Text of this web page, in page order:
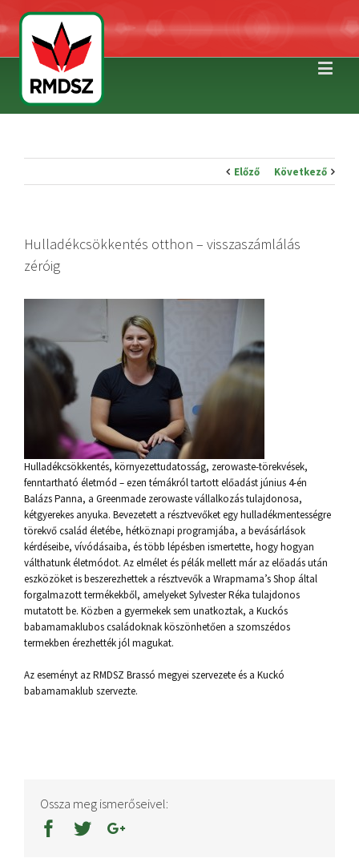
Előző Következő
Hulladékcsökkentés otthon – visszaszámlálás
zéróig
Hulladékcsökkentés, környezettudatosság, zerowaste-törekvések,
fenntartható életmód – ezen témákról tartott előadást június 4-én
Balázs Panna, a Greenmade zerowaste vállalkozás tulajdonosa,
kétgyerekes anyuka. Bevezetett a résztvevőket egy hulladékmentességre
törekvő család életébe, hétköznapi programjába, a bevásárlások
kérdéseibe, vívódásaiba, és több lépésben ismertette, hogy hogyan
válthatunk életmódot. Az elmélet és pélák mellett már az előadás után
eszközöket is beszerezhettek a résztvevők a Wrapmama’s Shop által
forgalmazott termékekből, amelyeket Sylvester Réka tulajdonos
mutatott be. Közben a gyermekek sem unatkoztak, a Kuckós
babamamaklubos családoknak köszönhetően a szomszédos
termekben érezhették jól magukat.
Az eseményt az RMDSZ Brassó megyei szervezete és a Kuckó
babamamaklub szervezte.
Ossza meg ismerőseivel: